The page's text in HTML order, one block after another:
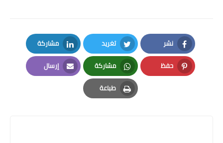
نشر
Facebook
تغريد
Twitter
مشاركة
LinkedIn
حفظ
Pinterest
مشاركة
Whatsapp
إرسال
Email
طباعة
Print